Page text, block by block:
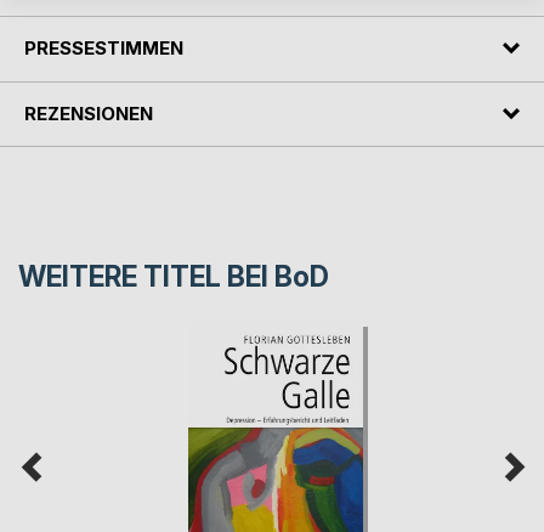
PRESSESTIMMEN
REZENSIONEN
WEITERE TITEL BEI BoD